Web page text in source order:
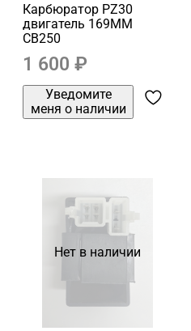
Карбюратор PZ30
двигатель 169MM
CB250
1 600 ₽
Уведомите
меня о наличии
Нет в наличии